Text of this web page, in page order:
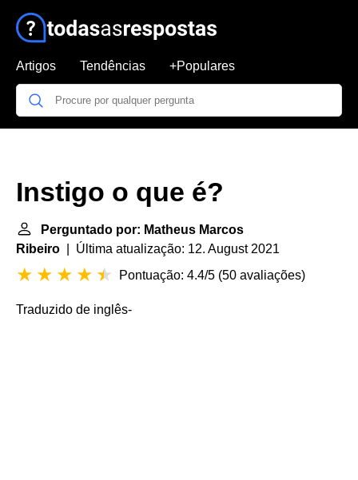
Artigos Tendências +Populares
Instigo o que é?
Perguntado por: Matheus Marcos
Ribeiro | Última atualização: 12. August 2021
Pontuação: 4.4/5 (50 avaliações)
Traduzido de inglês-